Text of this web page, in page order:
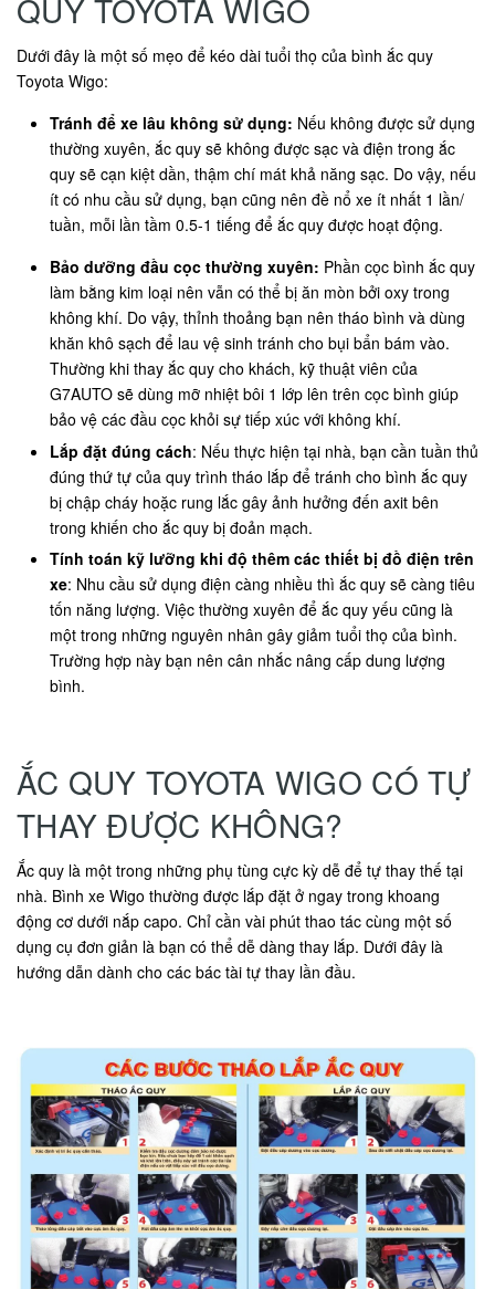
QUY TOYOTA WIGO
Dưới đây là một số mẹo để kéo dài tuổi thọ của bình ắc quy
Toyota Wigo:
Tránh để xe lâu không sử dụng: Nếu không được sử dụng
thường xuyên, ắc quy sẽ không được sạc và điện trong ắc
quy sẽ cạn kiệt dần, thậm chí mát khả năng sạc. Do vậy, nếu
ít có nhu cầu sử dụng, bạn cũng nên đề nổ xe ít nhất 1 lần/
tuần, mỗi lần tầm 0.5-1 tiếng để ắc quy được hoạt động.
Bảo dưỡng đầu cọc thường xuyên: Phần cọc bình ắc quy
làm bằng kim loại nên vẫn có thể bị ăn mòn bởi oxy trong
không khí. Do vậy, thỉnh thoảng bạn nên tháo bình và dùng
khăn khô sạch để lau vệ sinh tránh cho bụi bẩn bám vào.
Thường khi thay ắc quy cho khách, kỹ thuật viên của
G7AUTO sẽ dùng mỡ nhiệt bôi 1 lớp lên trên cọc bình giúp
bảo vệ các đầu cọc khỏi sự tiếp xúc với không khí.
Lắp đặt đúng cách: Nếu thực hiện tại nhà, bạn cần tuần thủ
đúng thứ tự của quy trình tháo lắp để tránh cho bình ắc quy
bị chập cháy hoặc rung lắc gây ảnh hưởng đến axit bên
trong khiến cho ắc quy bị đoản mạch.
Tính toán kỹ lưỡng khi độ thêm các thiết bị đồ điện trên
xe: Nhu cầu sử dụng điện càng nhiều thì ắc quy sẽ càng tiêu
tốn năng lượng. Việc thường xuyên để ắc quy yếu cũng là
một trong những nguyên nhân gây giảm tuổi thọ của bình.
Trường hợp này bạn nên cân nhắc nâng cấp dung lượng
bình.
ẮC QUY TOYOTA WIGO CÓ TỰ
THAY ĐƯỢC KHÔNG?
Ắc quy là một trong những phụ tùng cực kỳ dễ để tự thay thế tại
nhà. Bình xe Wigo thường được lắp đặt ở ngay trong khoang
động cơ dưới nắp capo. Chỉ cần vài phút thao tác cùng một số
dụng cụ đơn giản là bạn có thể dễ dàng thay lắp. Dưới đây là
hướng dẫn dành cho các bác tài tự thay lần đầu.